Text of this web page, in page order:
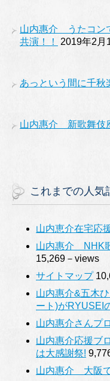
山内惠介 うたコン
共演！！
2019年2月
あっという間に千秋
山内惠介 新歌舞伎
これまでの人気
山内恵介在宅応
山内惠介 NHK
15,269－views
サイトマップ
山内惠介&五木
ート)がRYUSEI
山内惠介さんプ
山内惠介応援ブ
は大感謝祭!
山内惠介 大阪